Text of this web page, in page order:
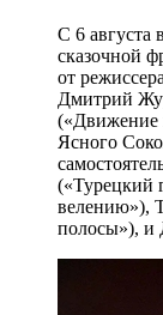
С 6 августа
сказочной
от
Дмитрий
(«Движение
Ясного
(«Турецкий
велению»),
полосы»), и